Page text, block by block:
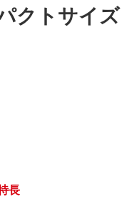
クトサイズ
長